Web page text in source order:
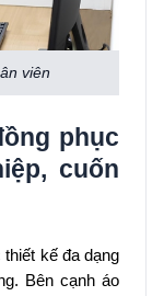
viên
phục
cuốn
kế đa dạng
Bên cạnh áo